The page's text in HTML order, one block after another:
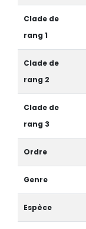
Clade de
rang 1
Clade de
rang 2
Clade de
rang 3
Ordre
Genre
Espèce